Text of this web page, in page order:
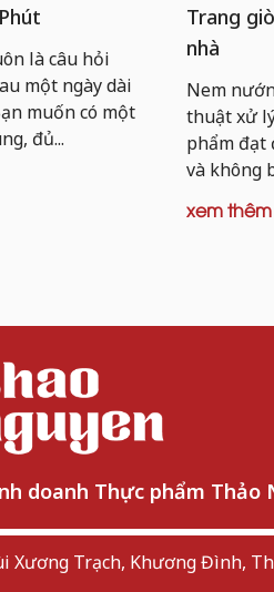
là câu hỏi
một ngày dài
muốn có một
đủ...
Trang
nhà
Nem
thuật xử
phẩm đạt
và không
xem thêm
doanh Thực phẩm Thảo
Xương Trạch, Khương Đình,